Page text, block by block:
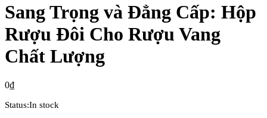
Sang Trọng và Đẳng Cấp: Hộp
Rượu Đôi Cho Rượu Vang
Chất Lượng
0₫
Status:In stock